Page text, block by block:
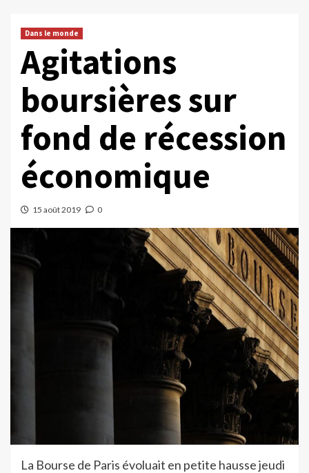
Dans le monde
Agitations
boursières sur
fond de récession
économique
15 août 2019 0
La Bourse de Paris évoluait en petite hausse jeudi